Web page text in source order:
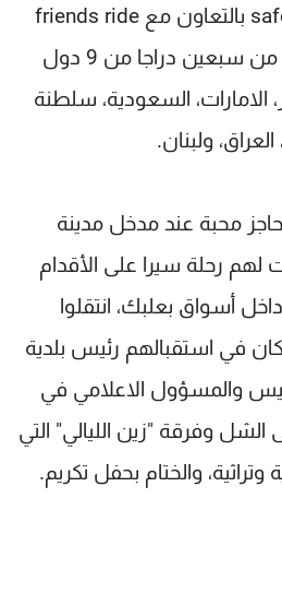
استقبلت جمعية safe side بالتعاون مع friends ride
lebanon، وفدا ضم أكثر من سبعين دراجا من 9 دول
الامارات، السعودية، سلطنة
ولبنان.
محبة عند مدخل مدينة
لهم رحلة سيرا على الأقدام
أسواق بعلبك، انتقلوا
في استقبالهم رئيس بلدية
والمسؤول الاعلامي في
وفرقة "زين الليالي" التي
والختام بحفل تكريم.
وظائف
سياسة الخصوصية